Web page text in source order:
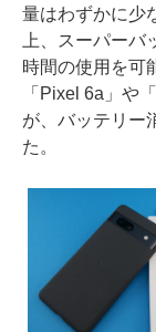
量はわずかに少
上、スーパー
時間の使用を可
「Pixel 6a」や
が、バッテリー
た。